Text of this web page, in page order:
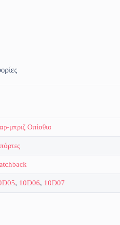
μπριζ Οπίσθιο
, 10D06, 10D07